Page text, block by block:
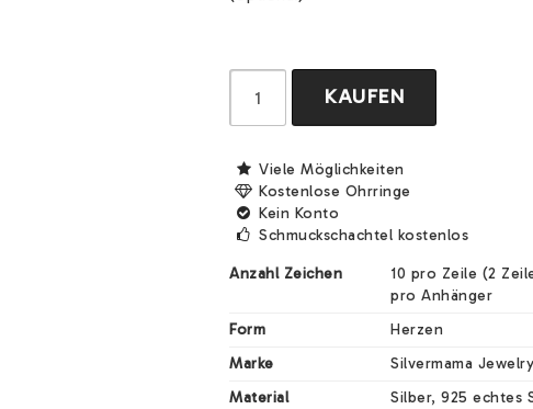
KAUFEN
Viele Möglichkeiten
Kostenlose Ohrringe
Kein Konto
Schmuckschachtel kostenlos
Anzahl Zeichen
10 pro Zeile (2
pro Anhänger
Form
Herzen
Marke
Silvermama Jewelry
Material
Silber, 925 echtes